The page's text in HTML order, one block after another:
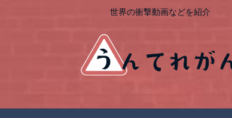
世界の衝撃動画などを紹介